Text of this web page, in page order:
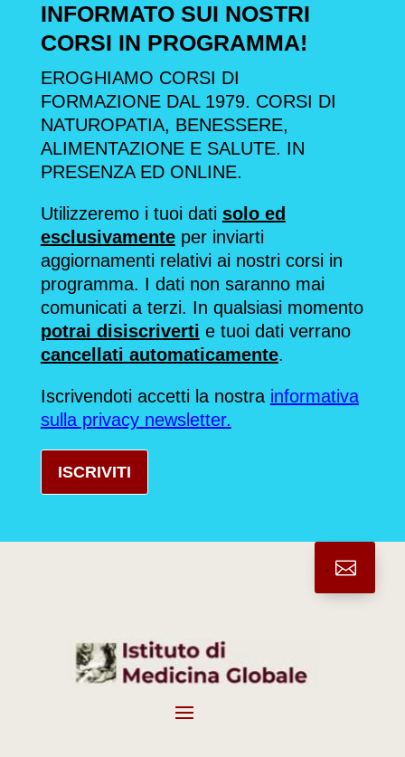
INFORMATO SUI NOSTRI
CORSI IN PROGRAMMA!
EROGHIAMO CORSI DI
FORMAZIONE DAL 1979. CORSI DI
NATUROPATIA, BENESSERE,
ALIMENTAZIONE E SALUTE. IN
PRESENZA ED ONLINE.
Utilizzeremo i tuoi dati solo ed
esclusivamente per inviarti
aggiornamenti relativi ai nostri corsi in
programma. I dati non saranno mai
comunicati a terzi. In qualsiasi momento
potrai disiscriverti e tuoi dati verrano
cancellati automaticamente.
Iscrivendoti accetti la nostra informativa
sulla privacy newsletter.
ISCRIVITI
.